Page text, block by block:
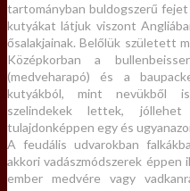
tartományban buldogszerű fejet
kutyákat látjuk viszont
ősalakjainak. Belőlük született
Középkorban a
(medveharapó) és a
kutyákból, mint nevükből
szelindekek lettek, jóllehet
tulajdonképpen egy és
A feudális udvarokban
akkori vadászmódszerek
ember medvére vagy